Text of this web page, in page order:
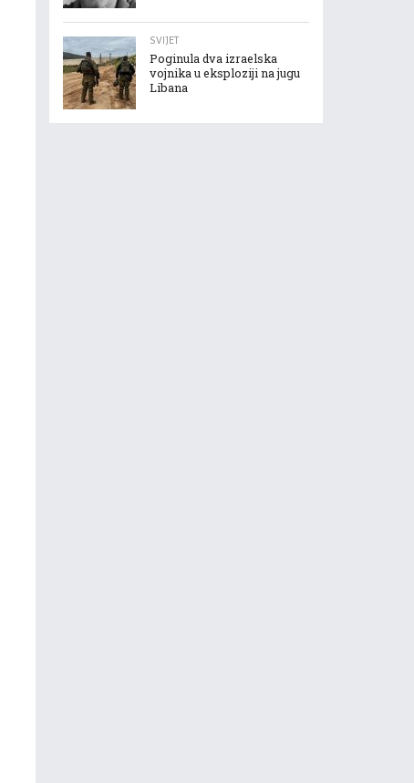
SVIJET
Poginula dva izraelska
vojnika u eksploziji na jugu
Libana